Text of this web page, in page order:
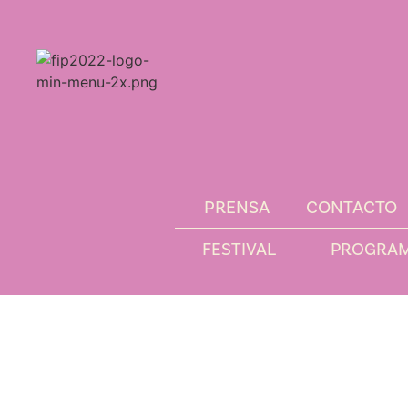
PRENSA CONTACTO
FESTIVAL